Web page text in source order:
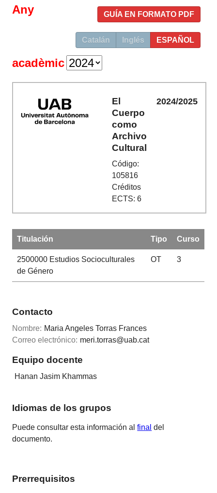
GUÍA EN FORMATO PDF
Catalán Inglés ESPAÑOL
Any
acadèmic
El
Cuerpo
como
Archivo
Cultural
Código:
105816
Créditos
ECTS: 6
2024/2025
Titulación Tipo Curso
2500000Estudios Socioculturales
de Género
OT 3
Contacto
Nombre: Maria Angeles Torras Frances
Correo electrónico: meri.torras@uab.cat
Equipo docente
Hanan Jasim Khammas
Idiomas de los grupos
Puede consultar esta información alfinal del
documento.
Prerrequisitos